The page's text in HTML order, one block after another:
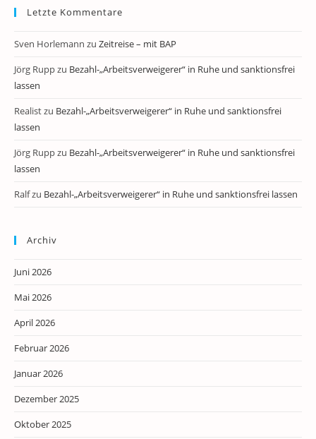
Letzte Kommentare
Sven Horlemann zu Zeitreise – mit BAP
Jörg Ruppzu Bezahl-„Arbeitsverweigerer“ in Ruhe und sanktionsfrei
lassen
Realistzu Bezahl-„Arbeitsverweigerer“ in Ruhe und sanktionsfrei
lassen
Jörg Ruppzu Bezahl-„Arbeitsverweigerer“ in Ruhe und sanktionsfrei
lassen
Ralfzu Bezahl-„Arbeitsverweigerer“ in Ruhe und sanktionsfrei lassen
Archiv
Juni 2026
Mai 2026
April 2026
Februar 2026
Januar 2026
Dezember 2025
Oktober 2025